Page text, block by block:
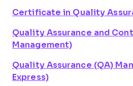
Certificate in Quality
Quality Assurance and
Management)
Quality Assurance (QA)
Express)